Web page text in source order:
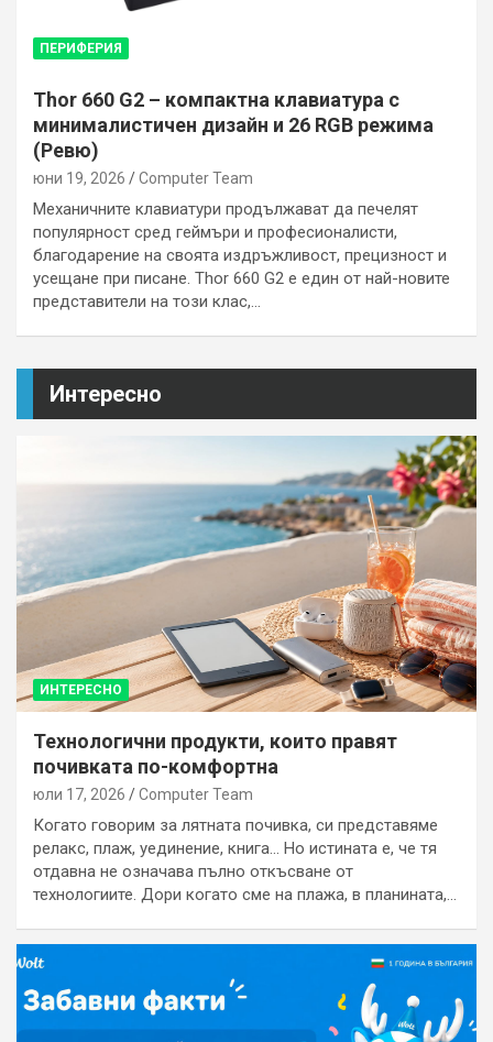
ПЕРИФЕРИЯ
Thor 660 G2 – компактна клавиатура с
минималистичен дизайн и 26 RGB режима
(Ревю)
юни 19, 2026 Computer Team
Механичните клавиатури продължават да печелят
популярност сред геймъри и професионалисти,
благодарение на своята издръжливост, прецизност и
усещане при писане. Thor 660 G2 е един от най-новите
представители на този клас,…
Интересно
ИНТЕРЕСНО
Технологични продукти, които правят
почивката по-комфортна
юли 17, 2026 Computer Team
Когато говорим за лятната почивка, си представяме
релакс, плаж, уединение, книга… Но истината е, че тя
отдавна не означава пълно откъсване от
технологиите. Дори когато сме на плажа, в планината,…